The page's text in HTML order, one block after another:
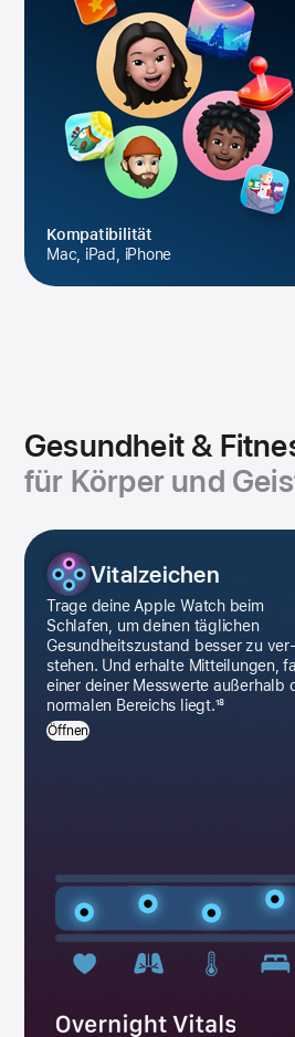
Kompa­tibilität
Mac, iPad, iPhone
Gesundheit &
für Körper und
Gesundheit
Fitness
Galerie
Vitalzeichen
Trage deine Apple Watch beim
Schlafen, um deinen täglichen
Gesund­heits­zustand besser zu ver­
stehen. Und erhalte Mit­teilungen,
einer deiner Mess­werte außer­halb
normalen Bereichs liegt.18
Öffnen